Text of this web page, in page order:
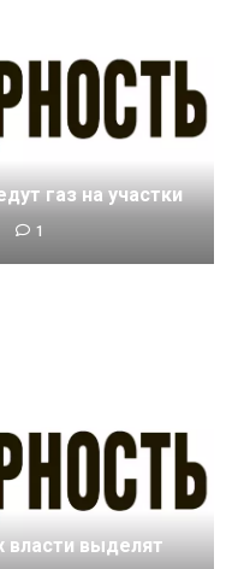
газ на участки
1
выделят